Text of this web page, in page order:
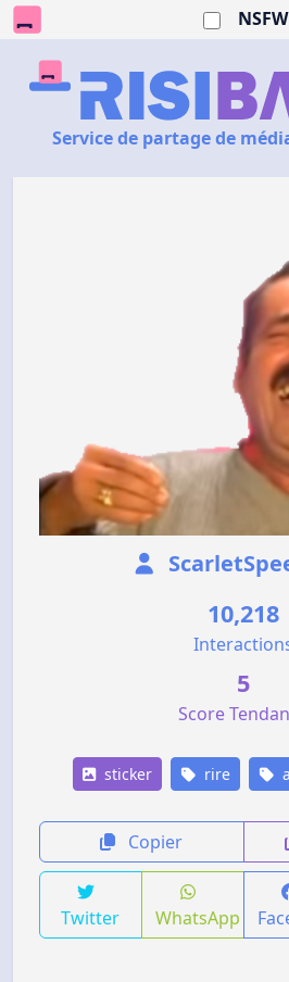
NSFW
Service de partage de
10,218
5
Score
sticker rire
Copier
Twitter WhatsApp